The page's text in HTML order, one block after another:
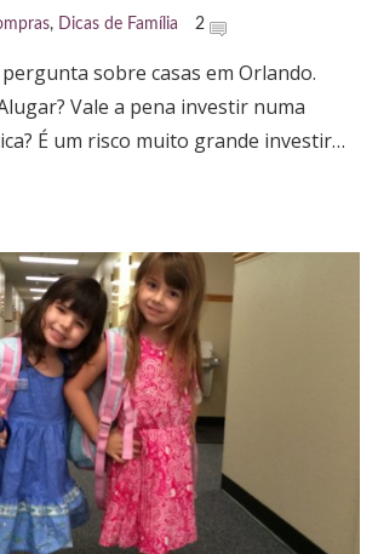
, Dicas de Família 2
sobre casas em Orlando.
Vale a pena investir numa
É um risco muito grande investir…